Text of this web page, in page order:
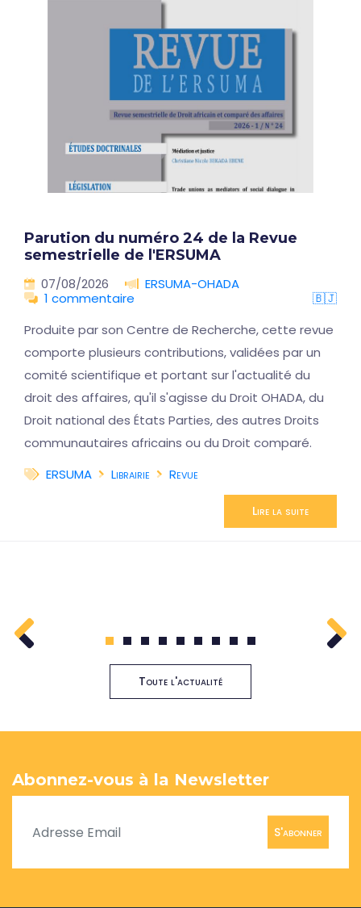
Parution du numéro 24 de la Revue
semestrielle de l'ERSUMA
07/08/2026
ERSUMA-OHADA
1 commentaire
🇧🇯
Produite par son Centre de Recherche, cette revue
comporte plusieurs contributions, validées par un
comité scientifique et portant sur l'actualité du
droit des affaires, qu'il s'agisse du Droit OHADA, du
Droit national des États Parties, des autres Droits
communautaires africains ou du Droit comparé.
ERSUMA
Librairie Revue
Lire la suite
1 2 3 4 5 6 7 8 9
Toute l'actualité
Abonnez-vous à la Newsletter
S'abonner